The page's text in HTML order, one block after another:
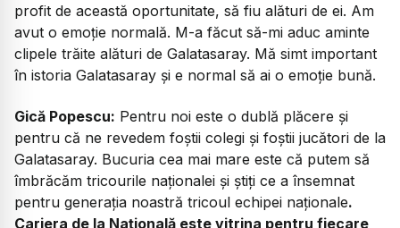
profit de această oportunitate, să fiu alături de ei. Am
avut o emoție normală. M-a făcut să-mi aduc aminte
clipele trăite alături de Galatasaray. Mă simt important
în istoria Galatasaray și e normal să ai o emoție bună.
Gică Popescu: Pentru noi este o dublă plăcere și
pentru că ne revedem foștii colegi și foștii jucători de la
Galatasaray. Bucuria cea mai mare este că putem să
îmbrăcăm tricourile naționalei și știți ce a însemnat
pentru generația noastră tricoul echipei naționale.
Cariera de la Națională este vitrina pentru fiecare